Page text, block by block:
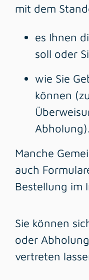
mit dem
es Ihnen
soll oder
wie Sie
können
Abholung).
Manche
auch
Bestellung im
Sie können
oder
vertreten